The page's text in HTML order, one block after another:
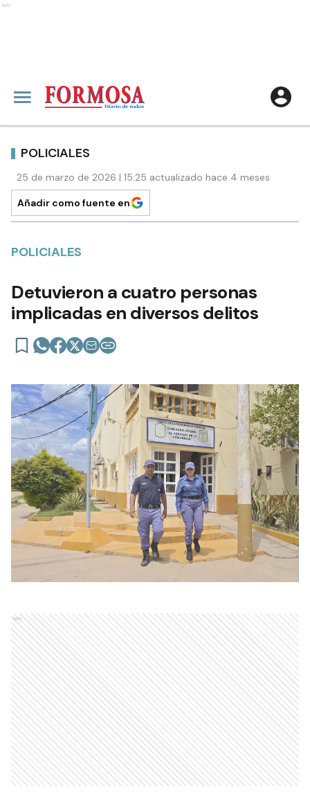
Ads
POLICIALES
25 de marzo de 2026 | 15:25 actualizado hace 4 meses
Añadir como fuente en
POLICIALES
Detuvieron a cuatro personas
implicadas en diversos delitos
Ads